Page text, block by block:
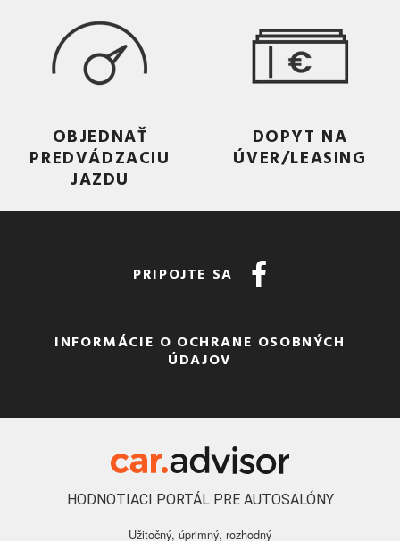
OBJEDNAŤ
PREDVÁDZACIU
JAZDU
DOPYT NA
ÚVER/LEASING
PRIPOJTE SA
INFORMÁCIE O OCHRANE OSOBNÝCH
ÚDAJOV
HODNOTIACI PORTÁL PRE AUTOSALÓNY
Užitočný, úprimný, rozhodný